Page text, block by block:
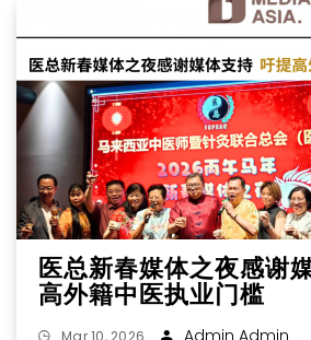
医总新春媒体之夜感谢
高外籍中医执业门槛
Mar 10, 2026 Admin Admin